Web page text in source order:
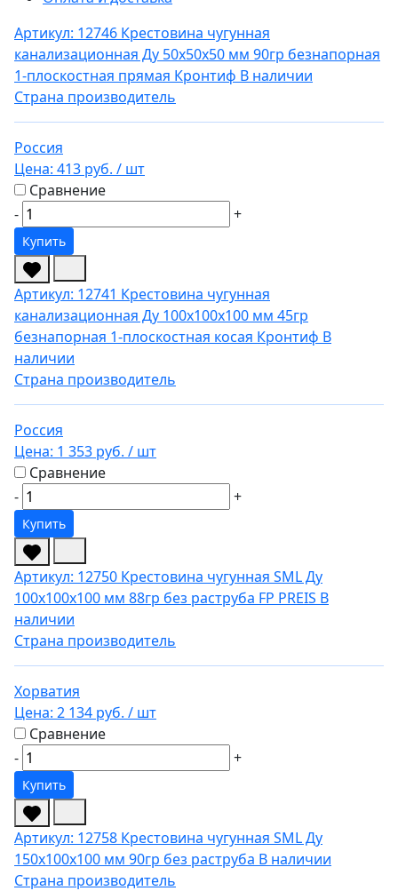
Артикул: 12746 Крестовина чугунная
канализационная Ду 50х50х50 мм 90гр безнапорная
1-плоскостная прямая Кронтиф В наличии
Страна производитель
Россия
Цена: 413 руб. / шт
Сравнение
-
+
Купить
Артикул: 12741 Крестовина чугунная
канализационная Ду 100х100х100 мм 45гр
безнапорная 1-плоскостная косая Кронтиф В
наличии
Страна производитель
Россия
Цена: 1 353 руб. / шт
Сравнение
-
+
Купить
Артикул: 12750 Крестовина чугунная SML Ду
100х100х100 мм 88гр без раструба FP PREIS В
наличии
Страна производитель
Хорватия
Цена: 2 134 руб. / шт
Сравнение
-
+
Купить
Артикул: 12758 Крестовина чугунная SML Ду
150х100х100 мм 90гр без раструба В наличии
Страна производитель